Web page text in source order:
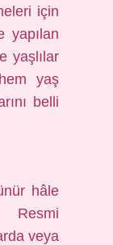
için
yapılan
yaşlılar
yaş
belli
hâle
veya